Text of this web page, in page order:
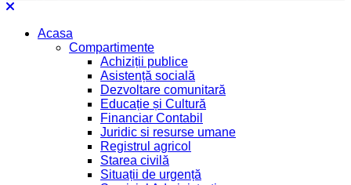
Acasa
Compartimente
Achiziții publice
Asistență socială
Dezvoltare comunitară
Educație și Cultură
Financiar Contabil
Juridic si resurse umane
Registrul agricol
Starea civilă
Situații de urgență